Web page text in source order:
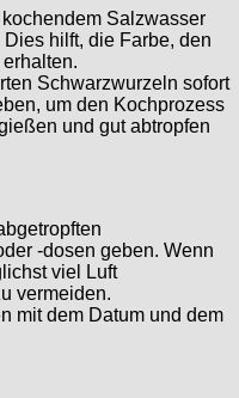
Salzwasser
hilft, die Farbe, den
Schwarzwurzeln sofort
um den Kochprozess
und gut abtropfen
-dosen geben. Wenn
viel Luft
vermeiden.
mit dem Datum und dem